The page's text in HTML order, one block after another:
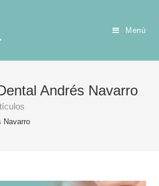
Menú
Andrés Navarro
Navarro